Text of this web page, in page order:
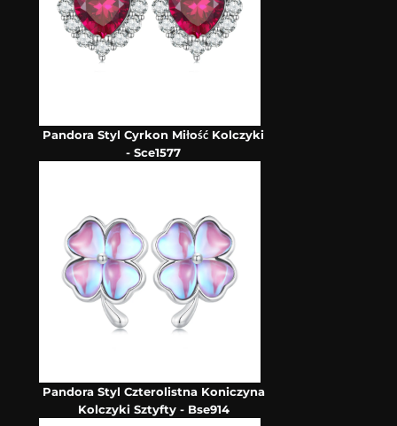
Pandora Styl Cyrkon Miłość Kolczyki
- Sce1577
Pandora Styl Czterolistna Koniczyna
Kolczyki Sztyfty - Bse914